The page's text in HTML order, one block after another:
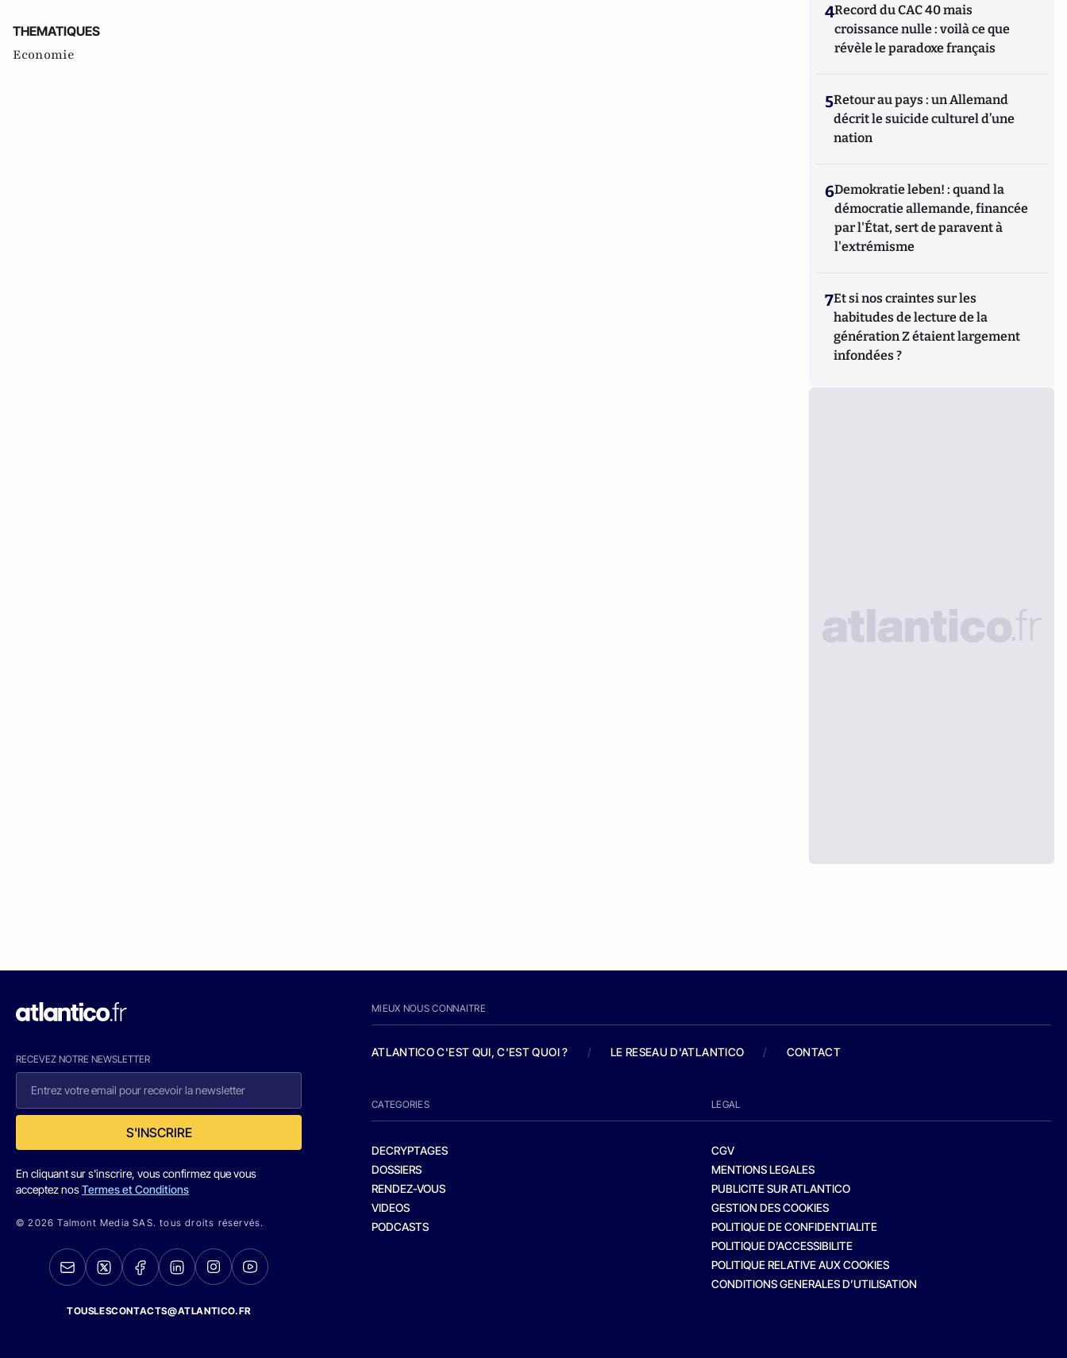
THEMATIQUES
Economie
4Record du CAC 40 mais
croissance nulle : voilà ce que
révèle le paradoxe français
5Retour au pays : un Allemand
décrit le suicide culturel d’une
nation
6Demokratie leben! : quand la
démocratie allemande, financée
par l'État, sert de paravent à
l'extrémisme
7Et si nos craintes sur les
habitudes de lecture de la
génération Z étaient largement
infondées ?
RECEVEZ NOTRE NEWSLETTER
S'INSCRIRE
En cliquant sur s'inscrire, vous confirmez que vous
acceptez nosTermes et Conditions
© 2026 Talmont Media SAS. tous droits réservés.
TOUSLESCONTACTS@ATLANTICO.FR
MIEUX NOUS CONNAITRE
ATLANTICO C'EST QUI, C'EST QUOI ? / LE RESEAU D'ATLANTICO / CONTACT
CATEGORIES
DECRYPTAGES
DOSSIERS
RENDEZ-VOUS
VIDEOS
PODCASTS
LEGAL
CGV
MENTIONS LEGALES
PUBLICITE SUR ATLANTICO
GESTION DES COOKIES
POLITIQUE DE CONFIDENTIALITE
POLITIQUE D’ACCESSIBILITE
POLITIQUE RELATIVE AUX COOKIES
CONDITIONS GENERALES D’UTILISATION